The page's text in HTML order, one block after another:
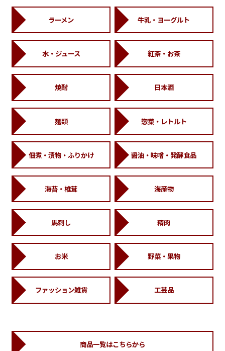
ラーメン 牛乳・ヨーグルト
水・ジュース 紅茶・お茶
焼酎 日本酒
麺類 惣菜・レトルト
佃煮・漬物・ふりかけ 醤油・味噌・発酵食品
海苔・椎茸 海産物
馬刺し 精肉
お米 野菜・果物
ファッション雑貨 工芸品
商品一覧はこちらから